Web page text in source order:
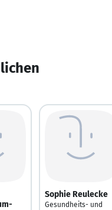
Sophie Reulecke
Gesundheits- und